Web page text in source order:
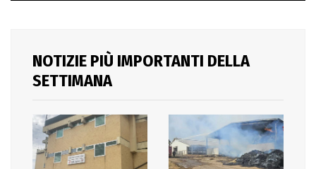
NOTIZIE PIÙ IMPORTANTI DELLA
SETTIMANA